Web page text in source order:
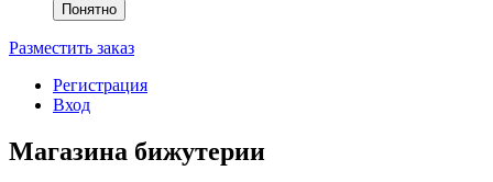
Понятно
Разместить заказ
Регистрация
Вход
Магазина бижутерии